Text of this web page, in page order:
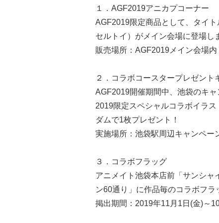
１．AGF2019アニカプコーナー
AGF2019限定商品として、タイ
セルトイ）がメイン会場に登場し
販売場所：AGF2019メイン会場
２．コラボコースタープレゼント
AGF2019開催期間中、池袋のキ
2019限定スペシャルコラボイラ
ダムで1枚プレゼント！
実施場所：池袋駅周辺キャンペー
３．コラボフラッグ
アニメイト池袋本店前「サンシャ
ン60通り」に作品毎のコラボフラ
掲出期間：2019年11月1日(金)～